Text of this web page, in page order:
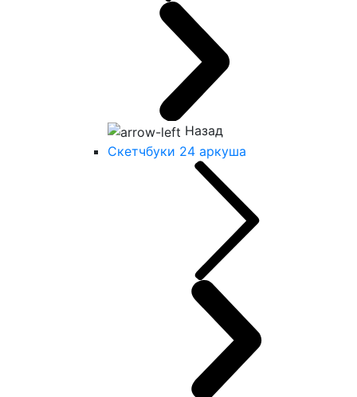
Назад
Скетчбуки 24 аркуша